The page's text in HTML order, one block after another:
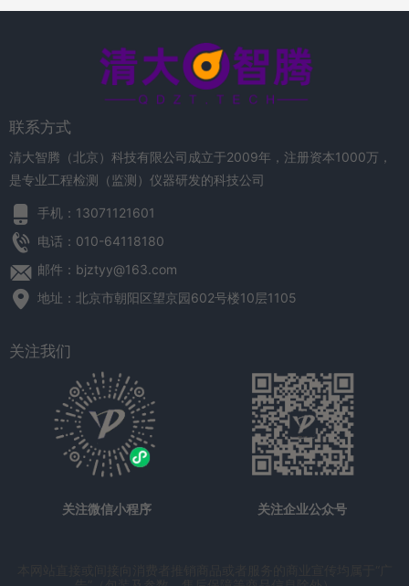
联系方式
清大智腾（北京）科技有限公司成立于2009年，注册资本1000万，
是专业工程检测（监测）仪器研发的科技公司
手机：13071121601
电话：010-64118180
邮件：bjztyy@163.com
地址：北京市朝阳区望京园602号楼10层1105
关注我们
关注微信小程序 关注企业公众号